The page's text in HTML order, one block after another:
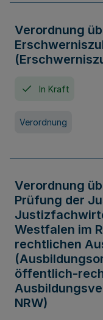
Verordnung
In Kraft
Verordnung
Verordnung
Prüfung der
Westfalen im
rechtlichen
öffentlich-
NRW)